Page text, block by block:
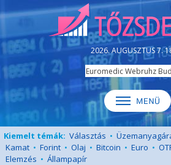
2026. AUGUSZTUS 7.
Kiemelt témák: Választás •
Kamat • Forint • Olaj • Bitcoin • Euro •
Elemzés • Állampapír